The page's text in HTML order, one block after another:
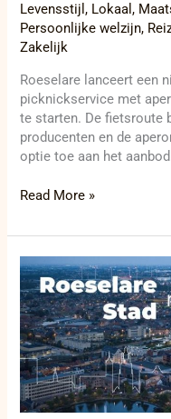
Levensstijl, Lokaal,
Persoonlijke welzijn,
Zakelijk
Roeselare lanceert een
picknickservice met
te starten. De fietsroute
producenten en de
optie toe aan het
Read More »
Roeselare
in
transformatie:
een
blik
op
de
toekomst